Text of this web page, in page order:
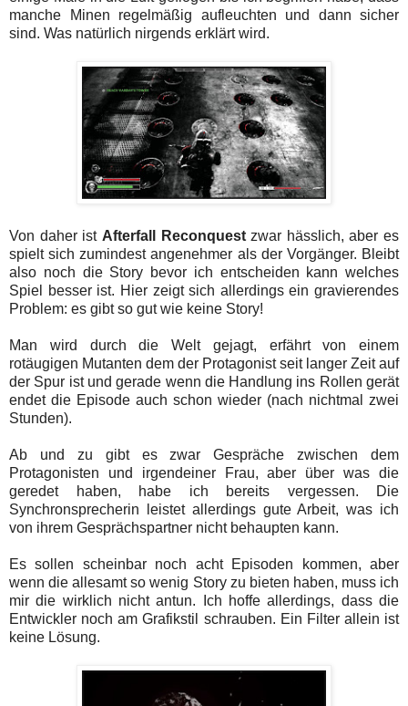
manche Minen regelmäßig aufleuchten und dann sicher
sind. Was natürlich nirgends erklärt wird.
Von daher ist Afterfall Reconquestzwar hässlich, aber es
spielt sich zumindest angenehmer als der Vorgänger. Bleibt
also noch die Story bevor ich entscheiden kann welches
Spiel besser ist. Hier zeigt sich allerdings ein gravierendes
Problem: es gibt so gut wie keine Story!
Man wird durch die Welt gejagt, erfährt von einem
rotäugigen Mutanten dem der Protagonist seit langer Zeit auf
der Spur ist und gerade wenn die Handlung ins Rollen gerät
endet die Episode auch schon wieder (nach nichtmal zwei
Stunden).
Ab und zu gibt es zwar Gespräche zwischen dem
Protagonisten und irgendeiner Frau, aber über was die
geredet haben, habe ich bereits vergessen. Die
Synchronsprecherin leistet allerdings gute Arbeit, was ich
von ihrem Gesprächspartner nicht behaupten kann.
Es sollen scheinbar noch acht Episoden kommen, aber
wenn die allesamt so wenig Story zu bieten haben, muss ich
mir die wirklich nicht antun. Ich hoffe allerdings, dass die
Entwickler noch am Grafikstil schrauben. Ein Filter allein ist
keine Lösung.